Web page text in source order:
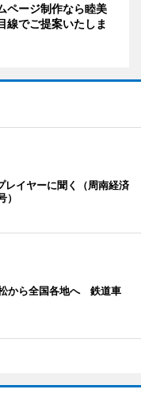
ページ制作なら睦美
線でご提案いたしま
レイヤーに聞く（周南経済
から全国各地へ 鉄道車